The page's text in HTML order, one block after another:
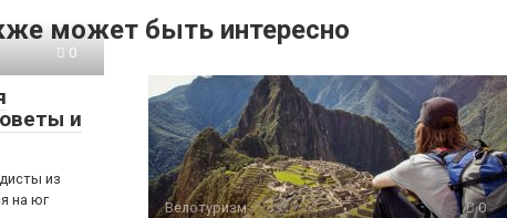
может быть интересно
0
и
из
на юг
Велотуризм 0